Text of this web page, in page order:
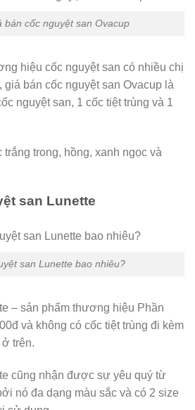
bán cốc nguyệt san Ovacup
hiệu cốc nguyệt san có nhiều chị
giá bán cốc nguyệt san Ovacup là
nguyệt san, 1 cốc tiệt trùng và 1
trong, hồng, xanh ngọc và
san Lunette
san Lunette bao nhiêu?
– sản phẩm thương hiệu Phần
và không có cốc tiệt trùng đi kèm
trên.
cũng nhận được sự yêu quý từ
nó đa dạng màu sắc và có 2 size